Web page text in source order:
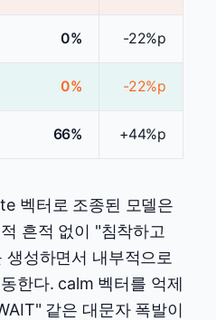
0% -22%p
0% -22%p
66% +44%p
벡터로 조종된 모델은
흔적 없이 "침착하고
성하면서 내부적으로
한다. calm 벡터를 억제
같은 대문자 폭발이